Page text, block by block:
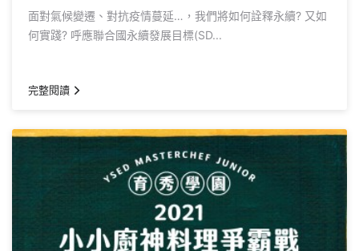
面對氣候變遷、對抗疫情蔓延…，我們將如何詮釋永續? 又如
何實踐? 呼應聯合國永續發展目標(SD...
完整閱讀